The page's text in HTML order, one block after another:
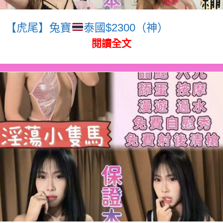
【虎尾】兔寶 泰國$2300（神）
閱讀全文